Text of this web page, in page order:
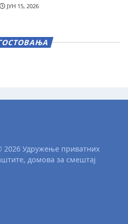
ЈУН 15, 2026
2026 Удружење приватних
домова за смештај